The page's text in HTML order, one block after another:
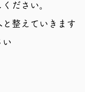
ださい。
整えていきます